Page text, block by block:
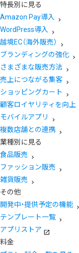
特長別に見る
Amazon Pay導入
WordPress導入
越境EC（海外販売）
ブランディングの強化
さまざまな販売方法
売上につながる集客
ショッピングカート
顧客ロイヤリティを向上
モバイルアプリ
複数店舗との連携
業種別に見る
食品販売
ファッション販売
雑貨販売
その他
開発中・提供予定の機能
テンプレート一覧
アプリストア
料金